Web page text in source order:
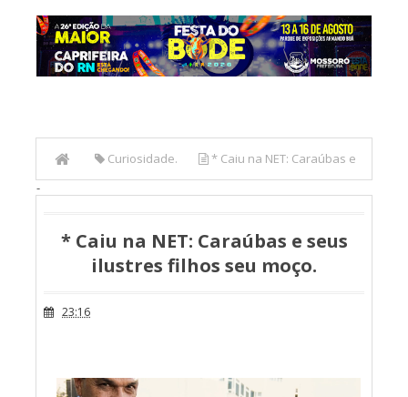
Curiosidade. * Caiu na NET: Caraúbas e
seus ilustres filhos seu moço.
-
* Caiu na NET: Caraúbas e seus
ilustres filhos seu moço.
23:16